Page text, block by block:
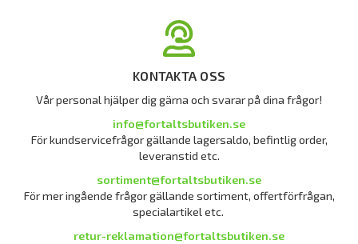
KONTAKTA OSS
Vår personal hjälper dig gärna och svarar på dina frågor!
info@fortaltsbutiken.se
För kundservicefrågor gällande lagersaldo, befintlig order,
leveranstid etc.
sortiment@fortaltsbutiken.se
För mer ingående frågor gällande sortiment, offertförfrågan,
specialartikel etc.
retur-reklamation@fortaltsbutiken.se